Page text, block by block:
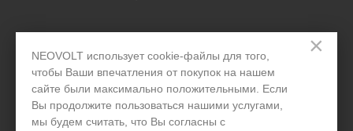
×
NEOVOLT использует cookie-файлы для того,
чтобы Ваши впечатления от покупок на нашем
сайте были максимально положительными. Если
Вы продолжите пользоваться нашими услугами,
мы будем считать, что Вы согласны с
Организациям
Акции и скидки
Блог